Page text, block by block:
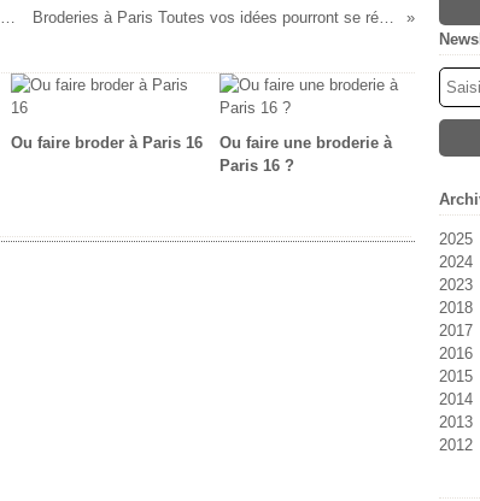
C'est déjà Noel à la Boutique Les Rêves de Marie ! le Père Noel charge sa hotte, Pensez à commander vos broderies Broderies à Paris Toutes vos idées pourront se réaliser ^à la Boutique Les Rêves de Marie 01 45 67 64 77
Ou faire broder à Paris 16
Ou faire une broderie à
Paris 16 ?
2025
2024
2023
2018
2017
2016
2015
2014
2013
2012